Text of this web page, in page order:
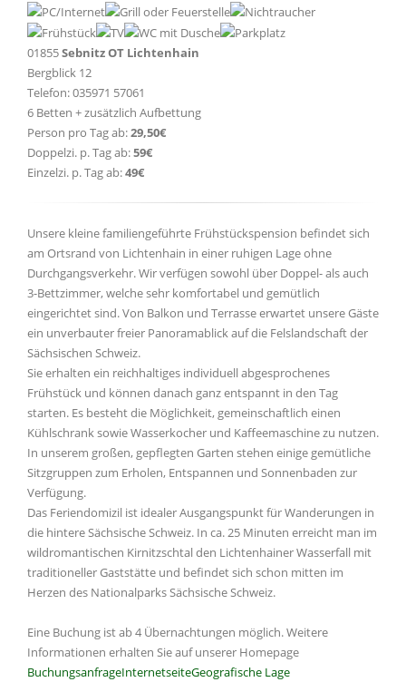
01855Sebnitz OT Lichtenhain
Bergblick 12
Telefon: 035971 57061
6 Betten + zusätzlich Aufbettung
Person pro Tag ab:29,50€
Doppelzi. p. Tag ab:59€
Einzelzi. p. Tag ab:49€
Unsere kleine familiengeführte Frühstückspension befindet sich
am Ortsrand von Lichtenhain in einer ruhigen Lage ohne
Durchgangsverkehr. Wir verfügen sowohl über Doppel- als auch
3-Bettzimmer, welche sehr komfortabel und gemütlich
eingerichtet sind. Von Balkon und Terrasse erwartet unsere Gäste
ein unverbauter freier Panoramablick auf die Felslandschaft der
Sächsischen Schweiz.
Sie erhalten ein reichhaltiges individuell abgesprochenes
Frühstück und können danach ganz entspannt in den Tag
starten. Es besteht die Möglichkeit, gemeinschaftlich einen
Kühlschrank sowie Wasserkocher und Kaffeemaschine zu nutzen.
In unserem großen, gepflegten Garten stehen einige gemütliche
Sitzgruppen zum Erholen, Entspannen und Sonnenbaden zur
Verfügung.
Das Feriendomizil ist idealer Ausgangspunkt für Wanderungen in
die hintere Sächsische Schweiz. In ca. 25 Minuten erreicht man im
wildromantischen Kirnitzschtal den Lichtenhainer Wasserfall mit
traditioneller Gaststätte und befindet sich schon mitten im
Herzen des Nationalparks Sächsische Schweiz.
Eine Buchung ist ab 4 Übernachtungen möglich. Weitere
Informationen erhalten Sie auf unserer Homepage
BuchungsanfrageInternetseiteGeografische Lage